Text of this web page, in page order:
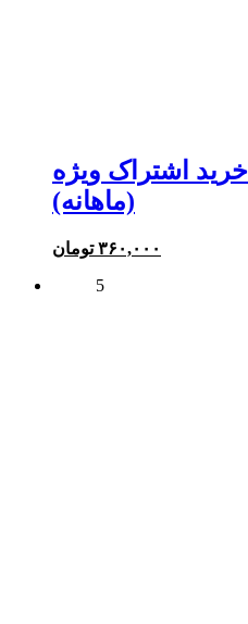
خرید اشتراک ویژه (VIP) وبسایت
(ماهانه)
۳۶۰,۰۰۰ تومان
5